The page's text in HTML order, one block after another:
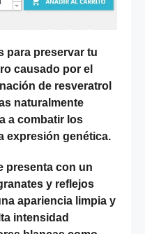
para preservar tu
causado por el
de resveratrol
naturalmente
a combatir los
expresión genética.
presenta con un
y reflejos
apariencia limpia y
intensidad